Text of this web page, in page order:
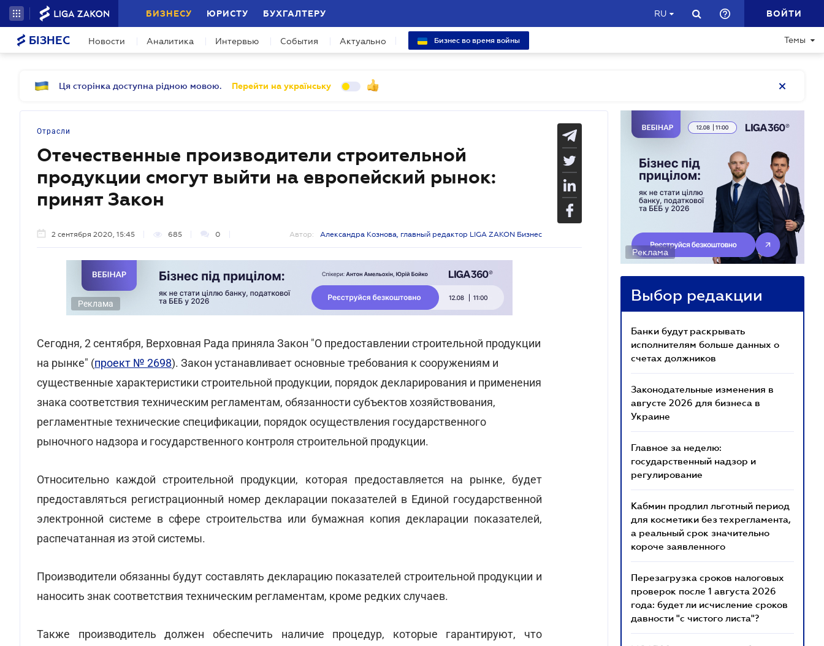
БИЗНЕСУ ЮРИСТУ БУХГАЛТЕРУ RU ВОЙТИ
БІЗНЕС Новости Аналитика Интервью События Актуально Бизнес во время войны Темы
Ця сторінка доступна рідною мовою. Перейти на українську
Отрасли
Отечественные производители строительной
продукции смогут выйти на европейский рынок:
принят Закон
2 сентября 2020, 15:45 685 0 Автор: Александра Кознова, главный редактор LIGA ZAKON Бизнес
Реклама
Сегодня, 2 сентября, Верховная Рада приняла Закон "О предоставлении строительной продукции
на рынке" (проект № 2698). Закон устанавливает основные требования к сооружениям и
существенные характеристики строительной продукции, порядок декларирования и применения
знака соответствия техническим регламентам, обязанности субъектов хозяйствования,
регламентные технические спецификации, порядок осуществления государственного
рыночного надзора и государственного контроля строительной продукции.
Относительно каждой строительной продукции, которая предоставляется на рынке, будет
предоставляться регистрационный номер декларации показателей в Единой государственной
электронной системе в сфере строительства или бумажная копия декларации показателей,
распечатанная из этой системы.
Производители обязанны будут составлять декларацию показателей строительной продукции и
наносить знак соответствия техническим регламентам, кроме редких случаев.
Также производитель должен обеспечить наличие процедур, которые гарантируют, что
Реклама
Выбор редакции
Банки будут раскрывать
исполнителям больше данных о
счетах должников
Законодательные изменения в
августе 2026 для бизнеса в
Украине
Главное за неделю:
государственный надзор и
регулирование
Кабмин продлил льготный период
для косметики без техрегламента,
а реальный срок значительно
короче заявленного
Перезагрузка сроков налоговых
проверок после 1 августа 2026
года: будет ли исчисление сроков
давности "с чистого листа"?